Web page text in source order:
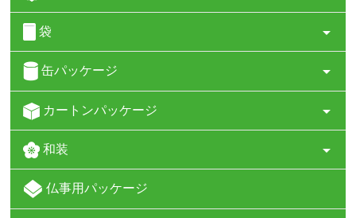
袋
缶パッケージ
カートンパッケージ
和装
仏事用パッケージ